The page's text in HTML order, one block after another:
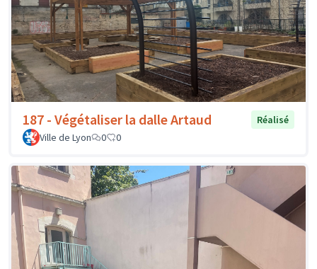
187 - Végétaliser la dalle Artaud
Réalisé
Ville de Lyon
0 0